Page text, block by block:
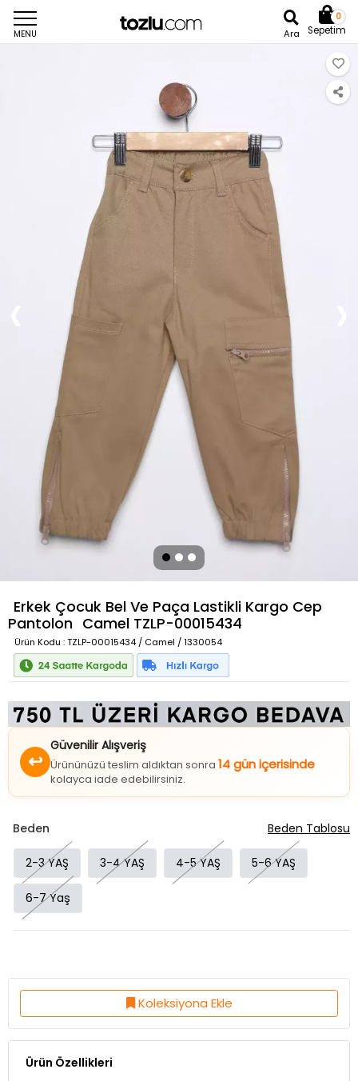
MENU Ara
0
Sepetim
Erkek Çocuk Bel Ve Paça Lastikli Kargo Cep
Pantolon Camel TZLP-00015434
Ürün Kodu : TZLP-00015434 / Camel / 1330054
↩
Güvenilir Alışveriş
Ürününüzü teslim aldıktan sonra 14 gün içerisinde
kolayca iade edebilirsiniz.
Beden
2-3 YAŞ 3-4 YAŞ 4-5 YAŞ 5-6 YAŞ
6-7 Yaş
Beden Tablosu
Koleksiyona Ekle
Ürün Özellikleri